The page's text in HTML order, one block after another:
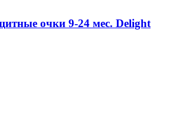
очки 9-24 мес. Delight